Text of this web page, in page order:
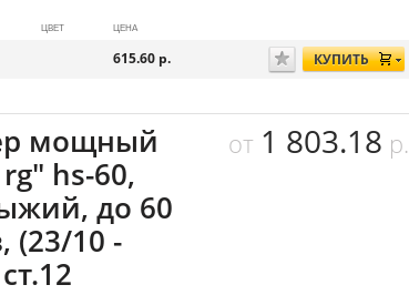
ЦВЕТ ЦЕНА
615.60 р. КУПИТЬ
мощный
hs-60,
до 60
(23/10 -
от 1 803.18 р.